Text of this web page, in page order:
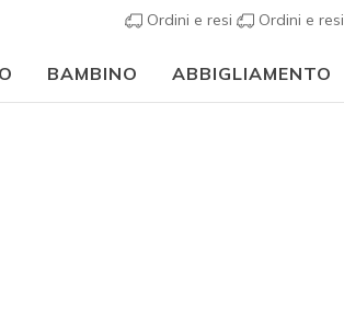
Ordini e resi Ordini e resi
BAMBINO ABBIGLIAMENTO